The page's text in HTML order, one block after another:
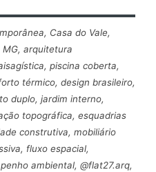
Casa do Vale,
arquitetura
piscina coberta,
térmico, design brasileiro,
duplo, jardim interno,
topográfica, esquadrias
construtiva, mobiliário
fluxo espacial,
ambiental, @flat27.arq,